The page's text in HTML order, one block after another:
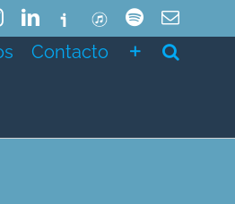
InstagramLinkedIn
IvooxITunesSpotifyCorreo
Contacto